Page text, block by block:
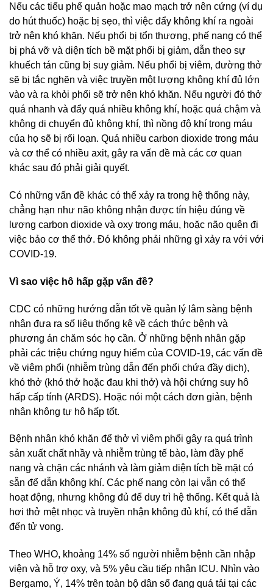
Nếu các tiểu phế quản hoặc mao mạch trở nên cứng (ví dụ
do hút thuốc) hoặc bị sẹo, thì việc đẩy không khí ra ngoài
trở nên khó khăn. Nếu phổi bị tổn thương, phế nang có thể
bị phá vỡ và diện tích bề mặt phổi bị giảm, dẫn theo sự
khuếch tán cũng bị suy giảm. Nếu phổi bị viêm, đường thở
sẽ bị tắc nghẽn và việc truyền một lượng không khí đủ lớn
vào và ra khỏi phổi sẽ trở nên khó khăn. Nếu người đó thở
quá nhanh và đẩy quá nhiều không khí, hoặc quá chậm và
không di chuyển đủ không khí, thì nồng độ khí trong máu
của họ sẽ bị rối loạn. Quá nhiều carbon dioxide trong máu
và cơ thể có nhiều axit, gây ra vấn đề mà các cơ quan
khác sau đó phải giải quyết.
Có những vấn đề khác có thể xảy ra trong hệ thống này,
chẳng hạn như não không nhận được tín hiệu đúng về
lượng carbon dioxide và oxy trong máu, hoặc não quên đi
việc bảo cơ thể thở. Đó không phải những gì xảy ra với với
COVID-19.
Vì sao việc hô hấp gặp vấn đề?
CDC có những hướng dẫn tốt về quản lý lâm sàng bệnh
nhân đưa ra số liệu thống kê về cách thức bệnh và
phương án chăm sóc họ cần. Ở những bệnh nhân gặp
phải các triệu chứng nguy hiểm của COVID-19, các vấn đề
về viêm phổi (nhiễm trùng dẫn đến phổi chứa đầy dịch),
khó thở (khó thở hoặc đau khi thở) và hội chứng suy hô
hấp cấp tính (ARDS). Hoặc nói một cách đơn giản, bệnh
nhân không tự hô hấp tốt.
Bệnh nhân khó khăn để thở vì viêm phổi gây ra quá trình
sản xuất chất nhầy và nhiễm trùng tế bào, làm đầy phế
nang và chặn các nhánh và làm giảm diện tích bề mặt có
sẵn để dẫn không khí. Các phế nang còn lại vẫn có thể
hoạt động, nhưng không đủ để duy trì hệ thống. Kết quả là
hơi thở mệt nhọc và truyền nhận không đủ khí, có thể dẫn
đến tử vong.
Theo WHO, khoảng 14% số người nhiễm bệnh cần nhập
viện và hỗ trợ oxy, và 5% yêu cầu tiếp nhận ICU. Nhìn vào
Bergamo, Ý, 14% trên toàn bộ dân số đang quá tải tại các